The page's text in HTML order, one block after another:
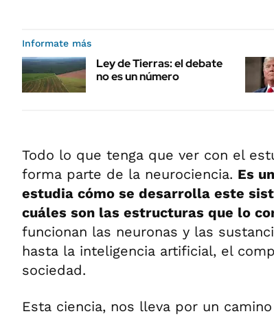
Informate más
Ley de Tierras: el debate
no es un número
Todo lo que tenga que ver con el
forma parte de la neurociencia. Es
estudia cómo se desarrolla este
cuáles son las estructuras que lo
funcionan las neuronas y las
hasta la inteligencia artificial, el
sociedad.
Esta ciencia, nos lleva por un